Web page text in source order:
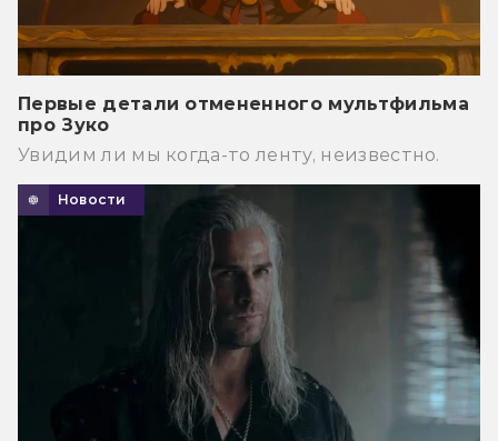
Первые детали отмененного мультфильма
про Зуко
Увидим ли мы когда-то ленту, неизвестно.
Новости